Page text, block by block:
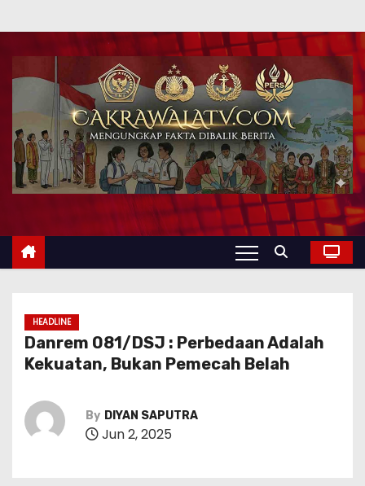
HEADLINE
Danrem 081/DSJ : Perbedaan Adalah
Kekuatan, Bukan Pemecah Belah
By DIYAN SAPUTRA
Jun 2, 2025